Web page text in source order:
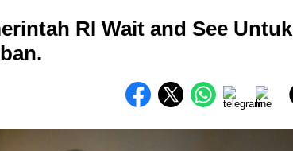
RI Wait and See Untuk